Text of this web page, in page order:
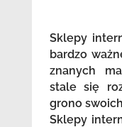
Sklepy
bardzo
znanych
stale się
grono
Sklepy